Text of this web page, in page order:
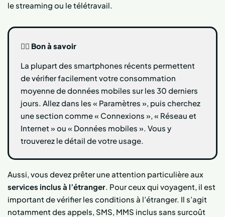
le streaming ou le télétravail.
👍🏻 Bon à savoir
La plupart des smartphones récents permettent
de vérifier facilement votre consommation
moyenne de données mobiles sur les 30 derniers
jours. Allez dans les « Paramètres », puis cherchez
une section comme « Connexions », « Réseau et
Internet » ou « Données mobiles ». Vous y
trouverez le détail de votre usage.
Aussi, vous devez prêter une attention particulière aux
services inclus à l’étranger. Pour ceux qui voyagent, il est
important de vérifier les conditions à l’étranger. Il s’agit
notamment des appels, SMS, MMS inclus sans surcoût